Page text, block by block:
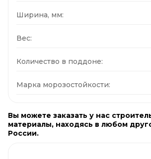
Ширина, мм:
Вес:
Количество в поддоне:
Марка морозостойкости:
Вы можете заказать у нас
материалы, находясь в любом
России.